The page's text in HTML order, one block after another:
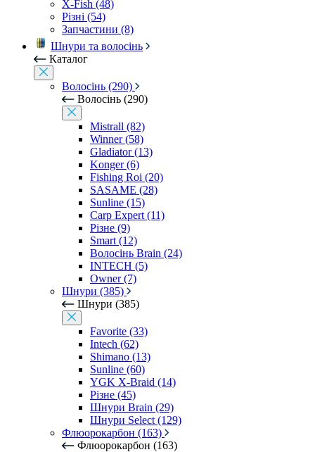
X-Fish (48)
Різні (54)
Запчастини (8)
Шнури та волосінь
Каталог
Волосінь (290)
Волосінь (290)
Mistrall (82)
Winner (58)
Gladiator (13)
Konger (6)
Fishing Roi (20)
SASAME (28)
Sunline (15)
Carp Expert (11)
Різне (9)
Smart (12)
Волосінь Brain (24)
INTECH (5)
Owner (7)
Шнури (385)
Шнури (385)
Favorite (33)
Intech (62)
Shimano (13)
Sunline (60)
YGK X-Braid (14)
Різне (45)
Шнури Brain (29)
Шнури Select (129)
Флюорокарбон (163)
Флюорокарбон (163)